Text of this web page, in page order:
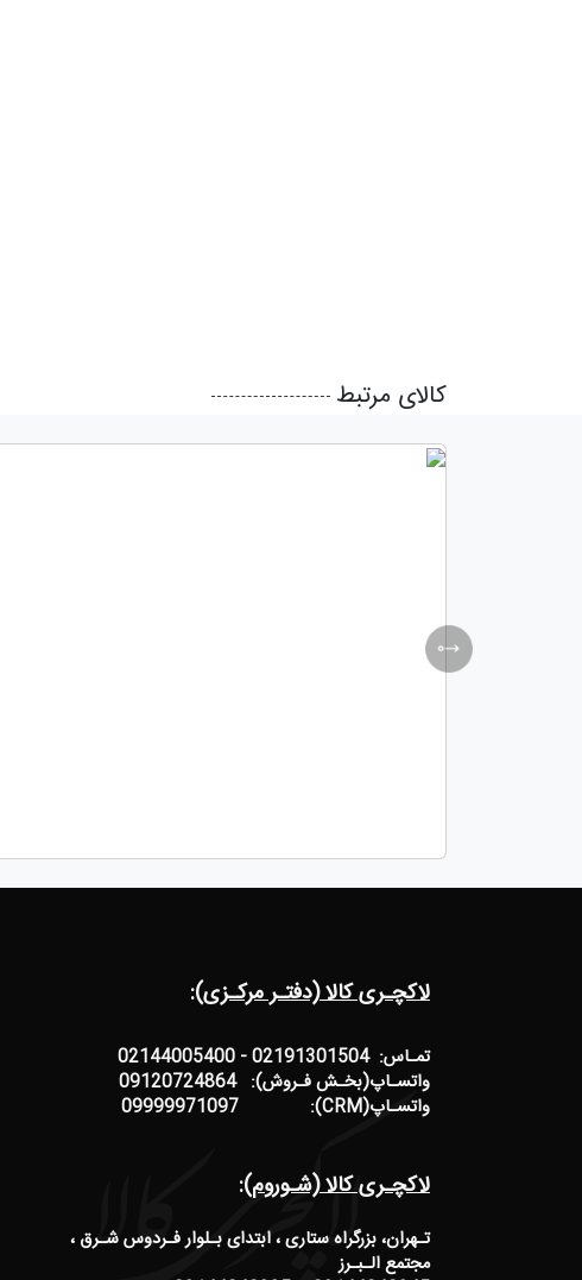
کالای مرتبط
لاکچـری کالا (دفتـر مرکـزی):
تمـاس: 02191301504 - 02144005400
واتسـاپ(بخـش فـروش): 09120724864
واتسـاپ(CRM): 09999971097
لاکچـری کالا (شـوروم):
تـهران، بزرگراه ستاری ، ابتدای بـلوار فـردوس شـرق ،
مجتمع الـبـرز